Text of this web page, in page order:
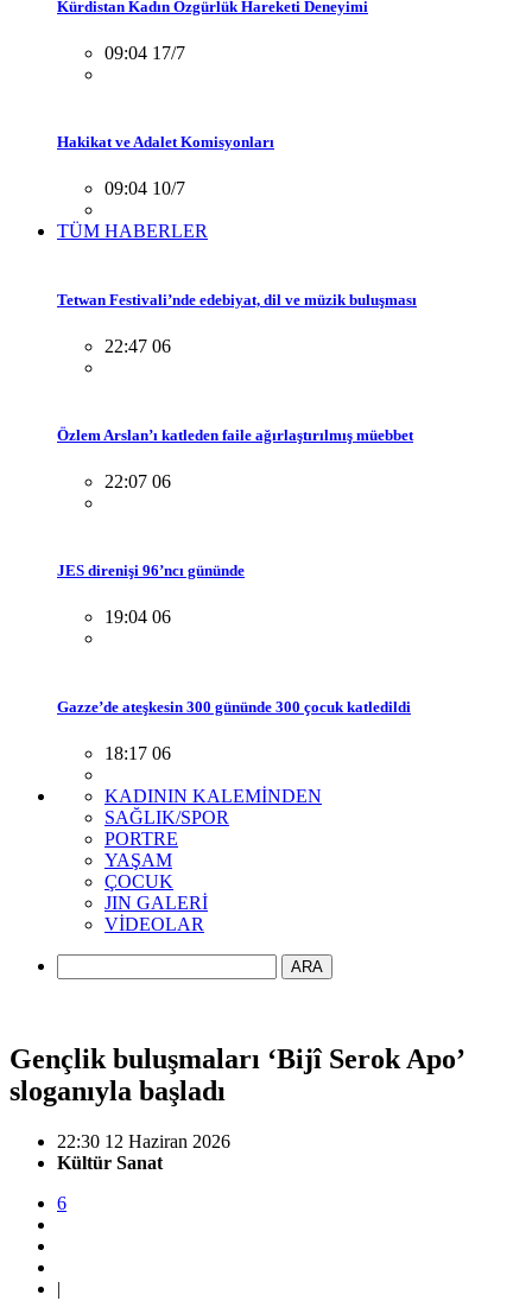
Kürdistan Kadın Özgürlük Hareketi Deneyimi
09:04 17/7
Hakikat ve Adalet Komisyonları
09:04 10/7
TÜM HABERLER
Tetwan Festivali’nde edebiyat, dil ve müzik buluşması
22:47 06
Özlem Arslan’ı katleden faile ağırlaştırılmış müebbet
22:07 06
JES direnişi 96’ncı gününde
19:04 06
Gazze’de ateşkesin 300 gününde 300 çocuk katledildi
18:17 06
KADININ KALEMİNDEN
SAĞLIK/SPOR
PORTRE
YAŞAM
ÇOCUK
JIN GALERİ
VİDEOLAR
ARA
Gençlik buluşmaları ‘Bijî Serok Apo’
sloganıyla başladı
22:30 12 Haziran 2026
Kültür Sanat
6
|